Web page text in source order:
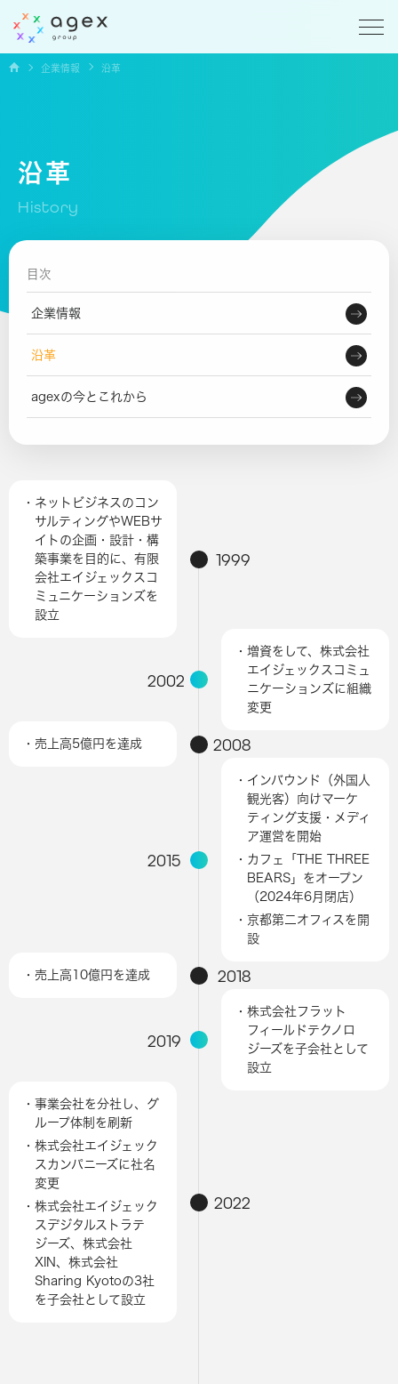
企業情報 沿革
沿革
History
目次
企業情報
沿革
agexの今とこれから
・ネットビジネスのコン
サルティングやWEBサ
イトの企画・設計・構
築事業を目的に、有限
会社エイジェックスコ
ミュニケーションズを
設立
1999
2002
・増資をして、株式会社
エイジェックスコミュ
ニケーションズに組織
変更
・売上高5億円を達成 2008
2015
・インバウンド（外国人
観光客）向けマーケ
ティング支援・メディ
ア運営を開始
・カフェ「THE THREE
BEARS」をオープン
（2024年6月閉店）
・京都第二オフィスを開
設
・売上高10億円を達成 2018
2019
・株式会社フラット
フィールドテクノロ
ジーズを子会社として
設立
・事業会社を分社し、グ
ループ体制を刷新
・株式会社エイジェック
スカンパニーズに社名
変更
・株式会社エイジェック
スデジタルストラテ
ジーズ、株式会社
XIN、株式会社
Sharing Kyotoの3社
を子会社として設立
2022